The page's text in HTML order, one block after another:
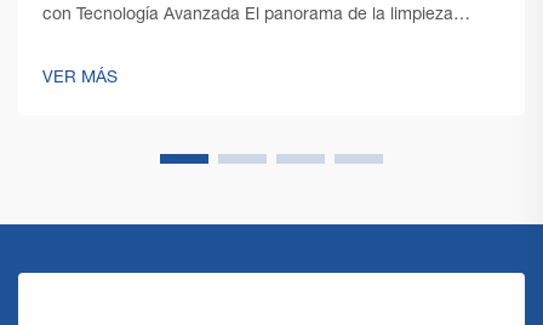
con Tecnología Avanzada El panorama de la limpieza
con la aparición de tecnología de vanguardia en máquinas
VER MÁS